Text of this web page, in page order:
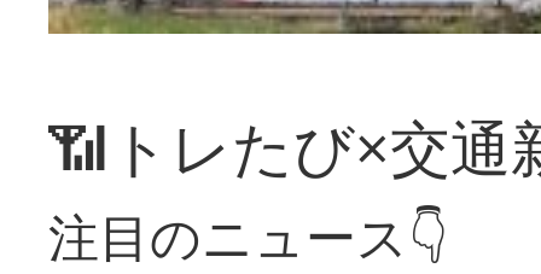
📶トレたび×交通
注目のニュース👇